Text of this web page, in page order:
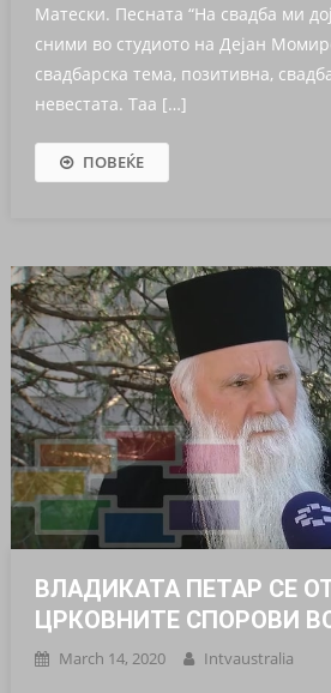
Матески. Песната “На свадба ми
сними во студиото на Дејан
свадбарска тема, позитивна,
невестата. Таа […]
ПОВЕЌЕ
ВЛАДИКАТА ПЕТАР СЕ
ЦРКОВНИТЕ СПОРОВИ
March 14, 2020 Intvaustralia